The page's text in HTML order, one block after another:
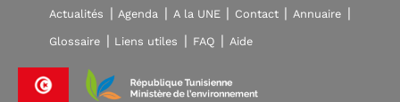
Skip to main navigation
Aller au contenu principal
Skip to page footer
Actualités Agenda A la UNE Contact Annuaire
Glossaire Liens utiles FAQ Aide